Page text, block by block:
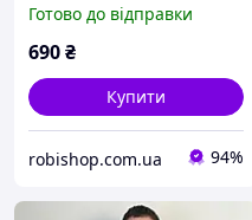
Готово до відправки
690₴
Купити
robishop.com.ua 94%